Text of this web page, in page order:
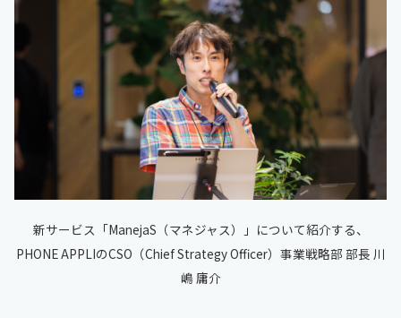
新サービス「ManejaS（マネジャス）」について紹介する、
PHONE APPLIのCSO（Chief Strategy Officer）事業戦略部 部長 川
嶋 庸介